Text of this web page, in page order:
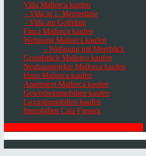
Villa Mallorca kaufen
– Villa in 1. Meereslinie
– Villa am Golfplatz
Finca Mallorca kaufen
Wohnung Mallorca kaufen
– Wohnung mit Meerblick
Grundstück Mallorca kaufen
Neubauprojekte Mallorca kaufen
Haus Mallorca kaufen
Apartment Mallorca kaufen
Gewerbeimmobilien kaufen
Luxusimmobilien kaufen
Immobilien Cala Figuera